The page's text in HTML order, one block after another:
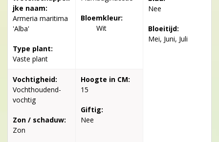
jke naam:
Armeria maritima
'Alba'
Type plant:
Vaste plant
Bloemkleur:
Wit
Nee
Bloeitijd:
Mei, Juni, Juli
Vochtigheid:
Vochthoudend-
vochtig
Zon / schaduw:
Zon
Hoogte in CM:
15
Giftig:
Nee